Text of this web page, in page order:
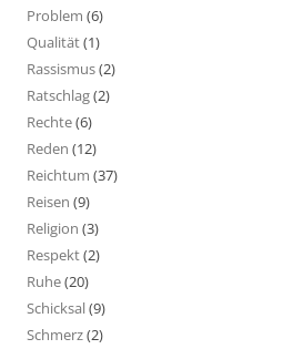
Problem (6)
Qualität(1)
Rassismus(2)
Ratschlag(2)
Rechte(6)
Reden (12)
Reichtum (37)
Reisen (9)
Religion (3)
Respekt(2)
Ruhe(20)
Schicksal(9)
Schmerz(2)